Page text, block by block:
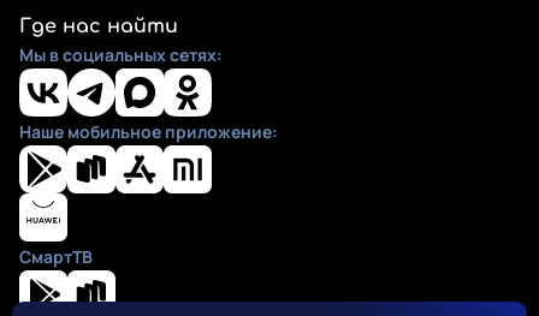
Где нас найти
Мы в социальных сетях:
Наше мобильное приложение:
СмартТВ